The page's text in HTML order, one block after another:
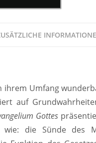
Umfang
auf
Gottes
wie: die Sünde des